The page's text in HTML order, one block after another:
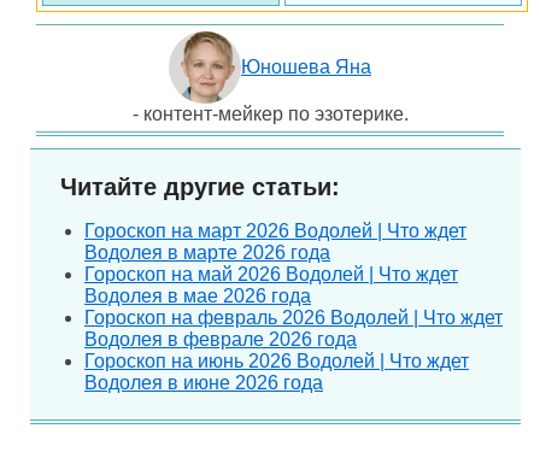
Юношева Яна
- контент-мейкер по эзотерике.
Читайте другие статьи:
Гороскоп на март 2026 Водолей | Что ждет
Водолея в марте 2026 года
Гороскоп на май 2026 Водолей | Что ждет
Водолея в мае 2026 года
Гороскоп на февраль 2026 Водолей | Что ждет
Водолея в феврале 2026 года
Гороскоп на июнь 2026 Водолей | Что ждет
Водолея в июне 2026 года